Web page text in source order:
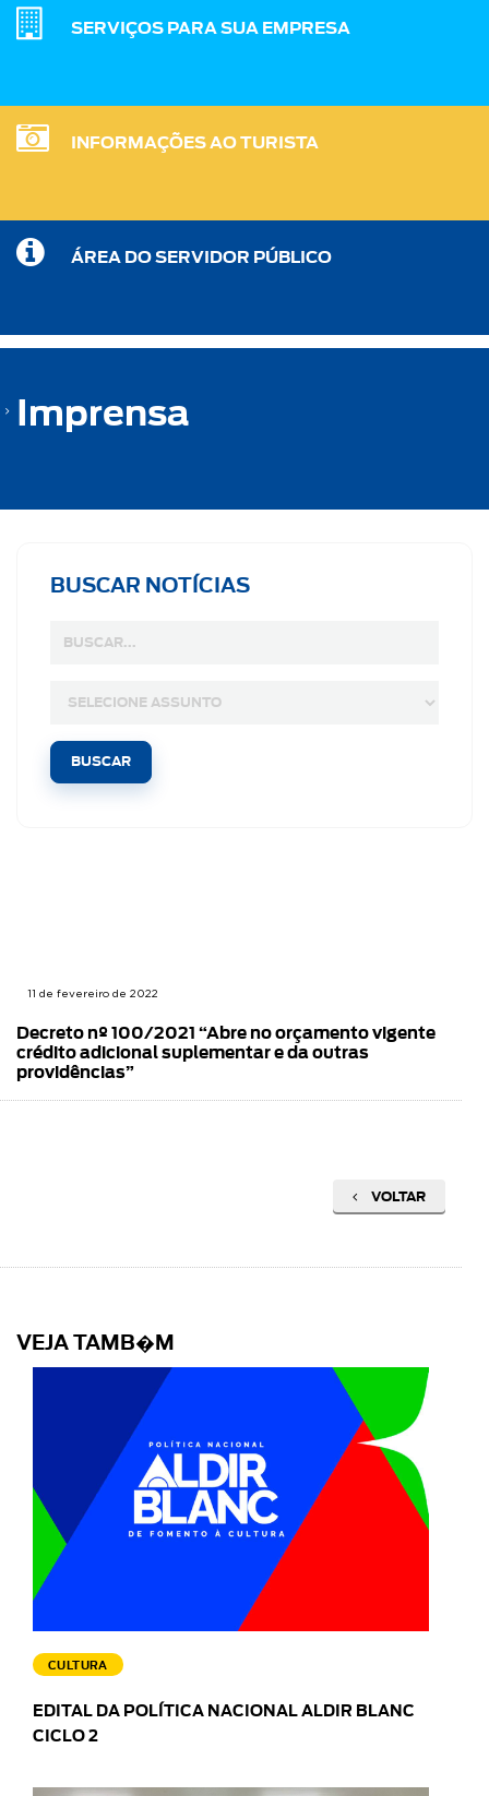
SERVIÇOS PARA SUA EMPRESA
INFORMAÇÕES AO TURISTA
ÁREA DO SERVIDOR PÚBLICO
Imprensa
BUSCAR NOTÍCIAS
11 de fevereiro de 2022
Decreto nº 100/2021 “Abre no orçamento vigente
crédito adicional suplementar e da outras
providências”
VOLTAR
VEJA TAMB�M
CULTURA
EDITAL DA POLÍTICA NACIONAL ALDIR BLANC
CICLO 2